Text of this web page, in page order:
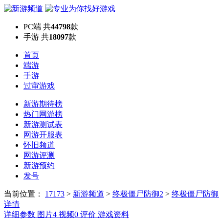
PC端 共44798款
手游 共18097款
首页
端游
手游
过审游戏
新游期待榜
热门网游榜
新游测试表
网游开服表
怀旧频道
网游评测
新游预约
发号
当前位置： 17173 > 新游频道 > 终极僵尸防御2 > 终极僵尸防
详情
详细参数 图片4 视频0 评价 游戏资料